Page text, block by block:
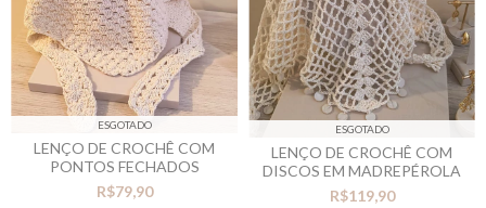
ESGOTADO
LENÇO DE CROCHÊ COM
PONTOS FECHADOS
R$79,90
ESGOTADO
LENÇO DE CROCHÊ COM
DISCOS EM MADREPÉROLA
R$119,90